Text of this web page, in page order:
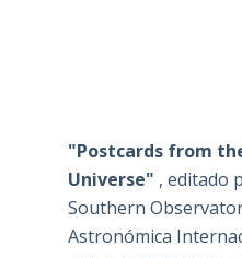
"Postcards from
Universe" , editado
Southern
Astronómica